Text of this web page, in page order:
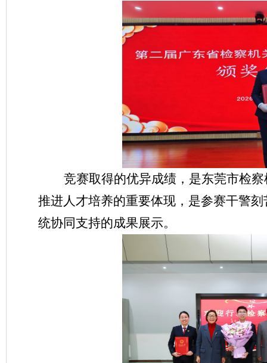
竞赛取得的优异成绩，是东莞市检察
推进人才培养的重要体现 ， 是参赛干警
统协同支持的成果展示。